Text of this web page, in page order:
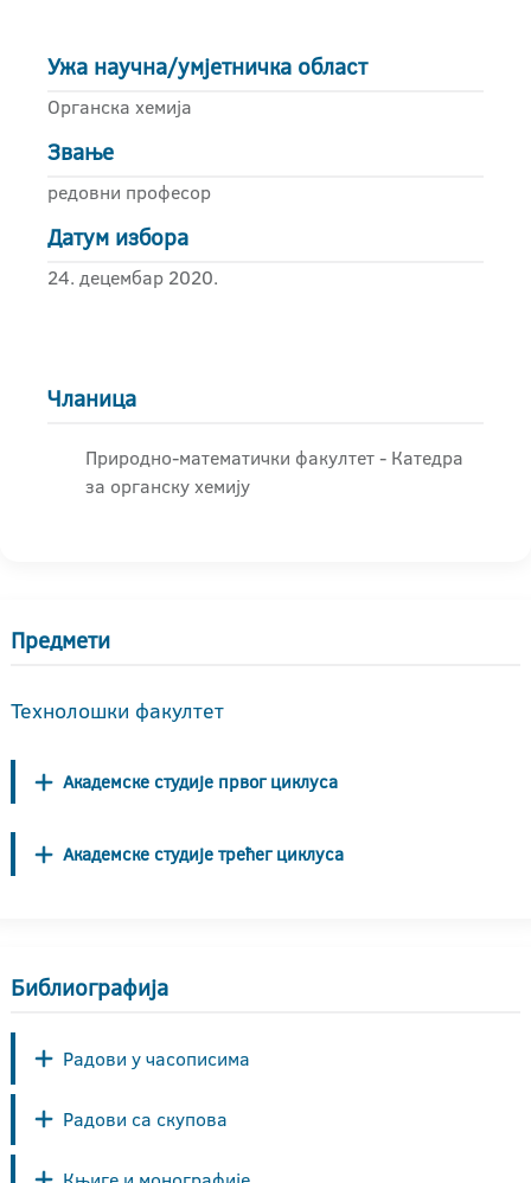
Ужа научна/умјетничка област
Органска хемија
Звање
редовни професор
Датум избора
24. децембар 2020.
Чланица
Природно-математички факултет - Катедра
за органску хемију
Предмети
Технолошки факултет
Академске студије првог циклуса
Академске студије трећег циклуса
Библиографија
Радови у часописима
Радови са скупова